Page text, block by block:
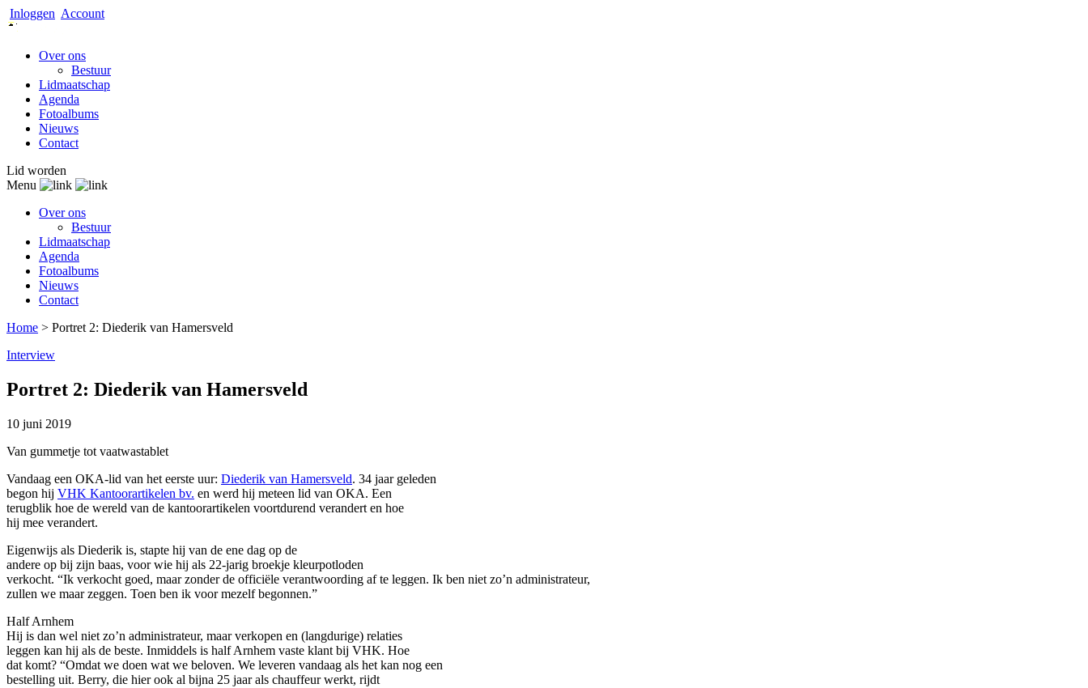
Inloggen Account
Over ons
Bestuur
Lidmaatschap
Agenda
Fotoalbums
Nieuws
Contact
Lid worden
Menu
Over ons
Bestuur
Lidmaatschap
Agenda
Fotoalbums
Nieuws
Contact
Home > Portret 2: Diederik van Hamersveld
Interview
Portret 2: Diederik van Hamersveld
10 juni 2019
Van gummetje tot vaatwastablet
Vandaag een OKA-lid van het eerste uur: Diederik van Hamersveld. 34 jaar geleden
begon hij VHK Kantoorartikelen bv. en werd hij meteen lid van OKA. Een
terugblik hoe de wereld van de kantoorartikelen voortdurend verandert en hoe
hij mee verandert.
Eigenwijs als Diederik is, stapte hij van de ene dag op de
andere op bij zijn baas, voor wie hij als 22-jarig broekje kleurpotloden
verkocht. “Ik verkocht goed, maar zonder de officiële verantwoording af te leggen. Ik ben niet zo’n administrateur,
zullen we maar zeggen. Toen ben ik voor mezelf begonnen.”
Half Arnhem
Hij is dan wel niet zo’n administrateur, maar verkopen en (langdurige) relaties
leggen kan hij als de beste. Inmiddels is half Arnhem vaste klant bij VHK. Hoe
dat komt? “Omdat we doen wat we beloven. We leveren vandaag als het kan nog een
bestelling uit. Berry, die hier ook al bijna 25 jaar als chauffeur werkt, rijdt